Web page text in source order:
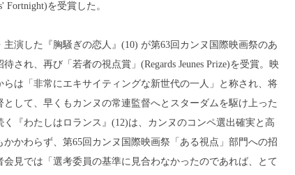
Fortnight)を受賞した。
主演した『胸騒ぎの恋人』(10) が第63回カンヌ国際映画祭のあ
され、再び「若者の視点賞」(Regards Jeunes Prize)を受賞。映
らは「非常にエキサイティングな新世代の一人」と称され、将
として、早くもカンヌの常連監督へとスターダムを駆け上った
く『わたしはロランス』(12)は、カンヌのコンペ選出確実と高
かかわらず、第65回カンヌ国際映画祭「ある視点」部門への招
会見では「選考委員の基準に見合わなかったのであれば、とて